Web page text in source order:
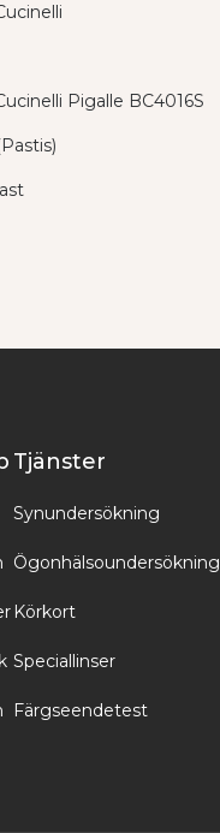
Pigalle BC4016S
Tjänster
Synundersökning
Ögonhälsoundersökning
Körkort
Speciallinser
Färgseendetest